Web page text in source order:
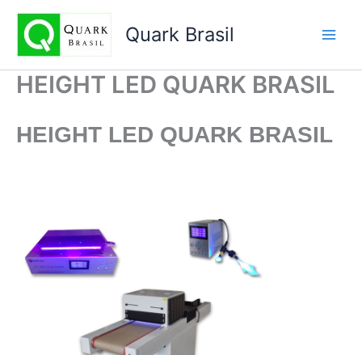
conteúdo
Quark Brasil
HEIGHT LED QUARK BRASIL
HEIGHT LED QUARK BRASIL